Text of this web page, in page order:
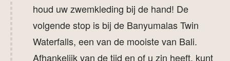
houd uw zwemkleding bij de hand! De
volgende stop is bij de Banyumalas Twin
Waterfalls, een van de mooiste van Bali.
Afhankelijk van de tijd en of u zin heeft, kunt